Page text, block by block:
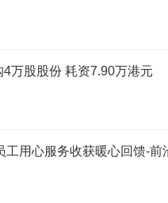
万股股份 耗资7.90万港元
用心服务收获暖心回馈-前